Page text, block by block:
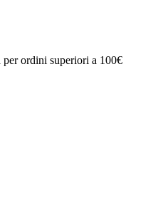
ordini superiori a 100€